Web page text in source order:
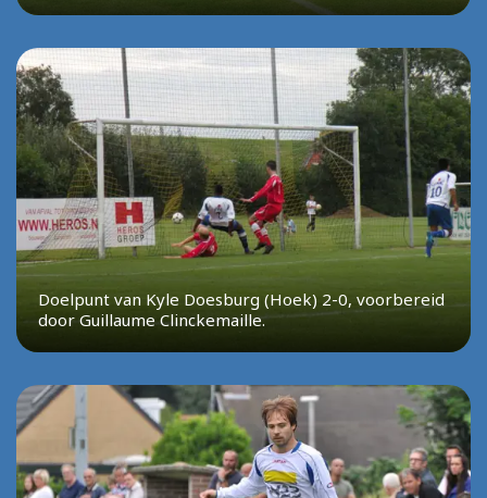
Doelpunt van Kyle Doesburg (Hoek) 2-0, voorbereid
door Guillaume Clinckemaille.